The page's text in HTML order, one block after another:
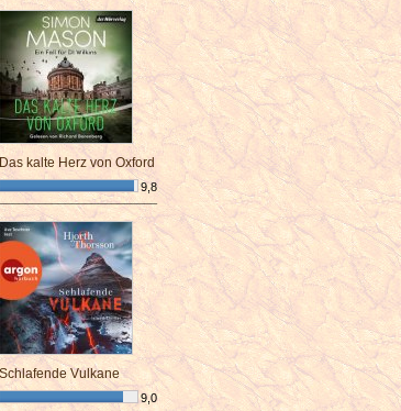
Das kalte Herz von Oxford
9,8
¯¯¯¯¯¯¯¯¯¯¯¯¯¯¯¯¯¯¯¯¯¯¯¯
Schlafende Vulkane
9,0